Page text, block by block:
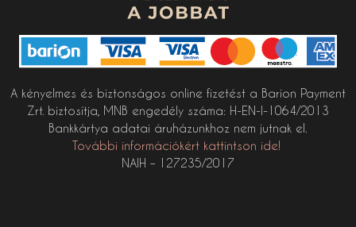
A kényelmes és biztonságos online fizetést a Barion Payment
Zrt. biztosítja, MNB engedély száma: H-EN-I-1064/2013
Bankkártya adatai áruházunkhoz nem jutnak el.
További információkért kattintson ide!
NAIH – 127235/2017